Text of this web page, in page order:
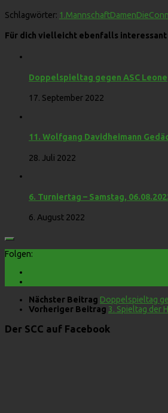
Schlagwörter: 1.MannschaftDamen
Für dich vielleicht ebenfalls
Doppelspieltag gegen ASC Leone
17. September 2022
11. Wolfgang Davidheimann
28. Juli 2022
6. Turniertag – Samstag,
6. August 2022
Folgen:
Nächster Beitrag Doppelspieltag
Vorheriger Beitrag 3. Spieltag der
Der SCC auf Facebook